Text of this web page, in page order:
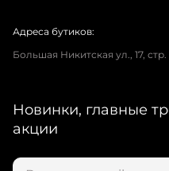
Адреса бутиков:
Большая Никитская ул., 17, стр.
Новинки, главные
акции